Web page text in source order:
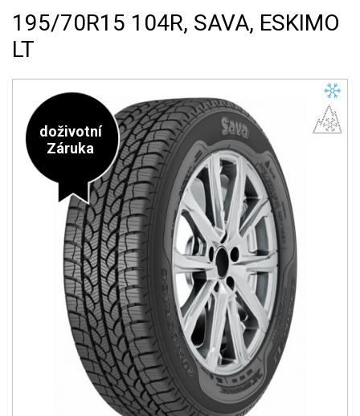
195/70R15 104R, SAVA, ESKIMO
LT
doživotní
Záruka